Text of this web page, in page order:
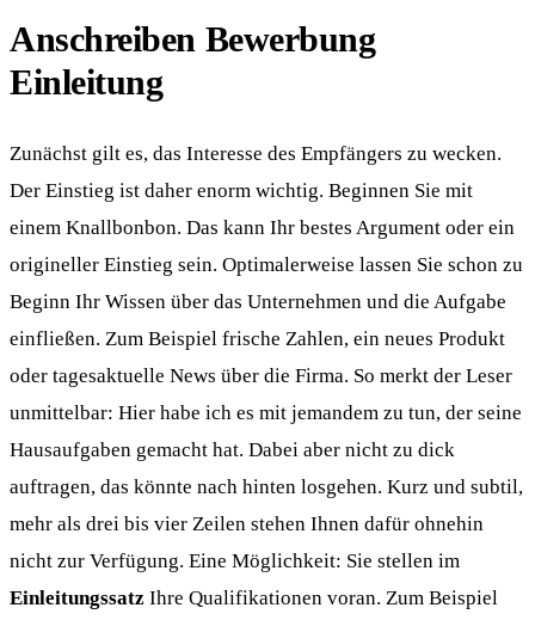
Anschreiben Bewerbung
Einleitung
Zunächst gilt es, das Interesse des Empfängers zu wecken.
Der Einstieg ist daher enorm wichtig. Beginnen Sie mit
einem Knallbonbon. Das kann Ihr bestes Argument oder ein
origineller Einstieg sein. Optimalerweise lassen Sie schon zu
Beginn Ihr Wissen über das Unternehmen und die Aufgabe
einfließen. Zum Beispiel frische Zahlen, ein neues Produkt
oder tagesaktuelle News über die Firma. So merkt der Leser
unmittelbar: Hier habe ich es mit jemandem zu tun, der seine
Hausaufgaben gemacht hat. Dabei aber nicht zu dick
auftragen, das könnte nach hinten losgehen. Kurz und subtil,
mehr als drei bis vier Zeilen stehen Ihnen dafür ohnehin
nicht zur Verfügung. Eine Möglichkeit: Sie stellen im
Einleitungssatz Ihre Qualifikationen voran. Zum Beispiel